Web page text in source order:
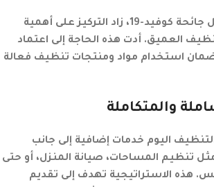
مع انتشار الأوبئة مثل جائحة كوفيد-19، زاد التركيز على أهمية
العميق. أدت هذه الحاجة إلى اعتماد
استخدام مواد ومنتجات تنظيف فعالة
والمتكاملة
اليوم خدمات إضافية إلى جانب
تنظيم المساحات، صيانة المنزل، أو حتى
هذه الاستراتيجية تهدف إلى تقديم